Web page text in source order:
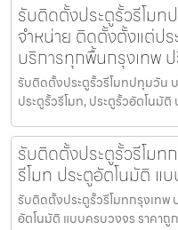
รับติดตั้งประตูรั้วรีโม
จำหน่าย ติดตั้งตั้งแต่ปร
บริการทุกพื้นกรุงเทพ
รับติดตั้งประตูรั้วรีโมทปทุมวัน
ประตูรั้วรีโมท, ประตูรั้วอัตโนมั
รับติดตั้งประตูรั้วรีโมท
รีโมท ประตูอัตโนมัติ แ
รับติดตั้งประตูรั้วรีโมทกรุงเทพ
อัตโนมัติ แบบครบวงจร ราคาถู